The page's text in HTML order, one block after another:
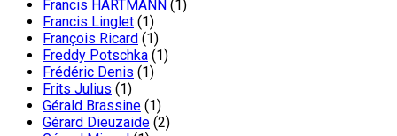
Francis HARTMANN (1)
Francis Linglet (1)
François Ricard (1)
Freddy Potschka (1)
Frédéric Denis (1)
Frits Julius (1)
Gérald Brassine (1)
Gérard Dieuzaide (2)